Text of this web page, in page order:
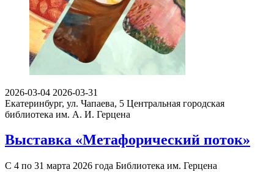
2026-03-04 2026-03-31
Екатеринбург, ул. Чапаева, 5 Центральная городская
библиотека им. А. И. Герцена
Выставка «Метафорический поток»
С 4 по 31 марта 2026 года Библиотека им. Герцена